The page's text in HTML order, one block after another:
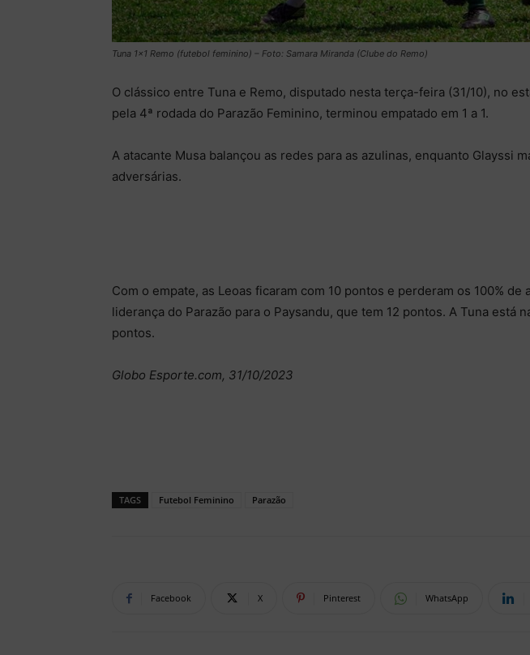
Tuna 1×1 Remo (futebol feminino) – Foto: Samara Miranda (Clube do Remo)
O clássico entre Tuna e Remo, disputado nesta terça-feira (31/10), no
pela 4ª rodada do Parazão Feminino, terminou empatado em 1 a 1.
A atacante Musa balançou as redes para as azulinas, enquanto Glayssi
adversárias.
Com o empate, as Leoas ficaram com 10 pontos e perderam os 100% de
liderança do Parazão para o Paysandu, que tem 12 pontos. A Tuna está
pontos.
Globo Esporte.com, 31/10/2023
TAGS Futebol Feminino Parazão
Facebook X Pinterest WhatsApp